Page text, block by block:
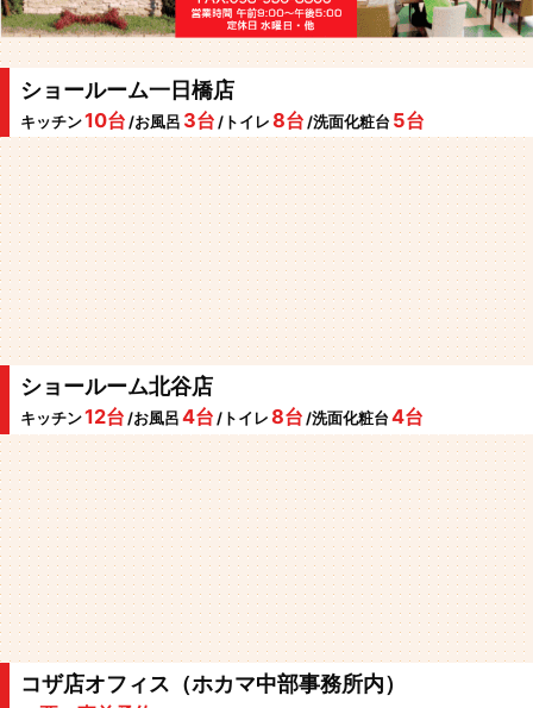
ショールーム一日橋店
キッチン10台 /お風呂 3台 /トイレ 8台 /洗面化粧台 5台
ショールーム北谷店
キッチン12台 /お風呂 4台 /トイレ 8台 /洗面化粧台 4台
コザ店オフィス（ホカマ中部事務所内）